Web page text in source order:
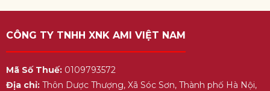
CÔNG TY TNHH XNK AMI VIỆT NAM
Mã Số Thuế:0109793572
Địa chỉ:Thôn Dược Thượng, Xã Sóc Sơn, Thành phố Hà Nội,